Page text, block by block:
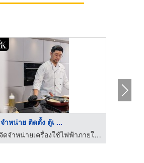
จำหน่าย ติดตั้ง ตู้เ ...
ผู้นำเข้าและจัดจำหน่ายเครื่องใช้ไฟฟ้าภายในครัว